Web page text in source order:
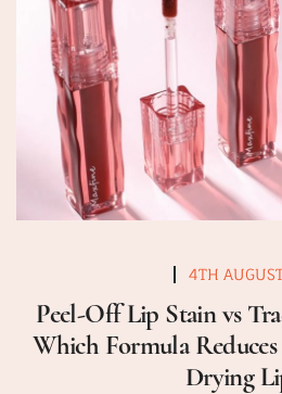
4TH
Peel-Off Lip Stain vs
Which Formula
Drying